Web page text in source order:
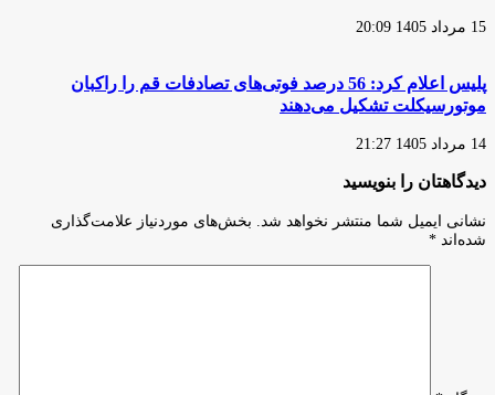
15 مرداد 1405 20:09
پلیس اعلام کرد: 56 درصد فوتی‌های تصادفات قم را راکبان
موتورسیکلت تشکیل می‌دهند
14 مرداد 1405 21:27
دیدگاهتان را بنویسید
نشانی ایمیل شما منتشر نخواهد شد.
بخش‌های موردنیاز علامت‌گذاری
شده‌اند *